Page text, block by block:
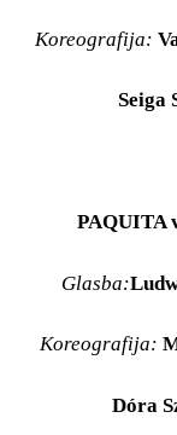
Koreografija:
Seiga
PAQUITA
Glasba:
Koreografija:
Dóra